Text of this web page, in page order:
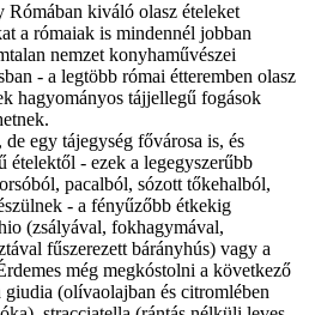
kiváló olasz ételeket
a rómaiak is mindennél jobban
nemzet konyhaművészei
- a legtöbb római étteremben olasz
hagyományos tájjellegű fogások
egy tájegység fővárosa is, és
ételektől - ezek a legegyszerűbb
pacalból, sózott tőkehalból,
- a fényűzőbb étkekig
(zsályával, fokhagymával,
fűszerezett bárányhús) vagy a
még megkóstolni a következő
(olívaolajban és citromlében